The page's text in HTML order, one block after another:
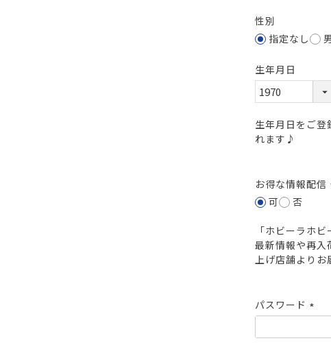
性別
指定なし
生年月日
生年月日をご
れます♪
お得な情報配信
可 否
「ホビーラホ
最新情報や再入
上げ店舗よりお
パスワード
須)